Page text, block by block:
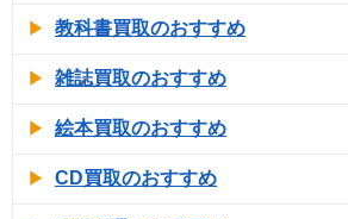
教科書買取のおすすめ
雑誌買取のおすすめ
絵本買取のおすすめ
CD買取のおすすめ